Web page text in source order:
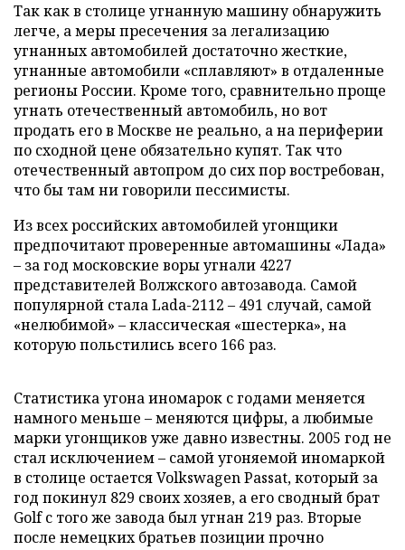
Так как в столице угнанную машину обнаружить
легче, а меры пресечения за легализацию
угнанных автомобилей достаточно жесткие,
угнанные автомобили «сплавляют» в отдаленные
регионы России. Кроме того, сравнительно проще
угнать отечественный автомобиль, но вот
продать его в Москве не реально, а на периферии
по сходной цене обязательно купят. Так что
отечественный автопром до сих пор востребован,
что бы там ни говорили пессимисты.
Из всех российских автомобилей угонщики
предпочитают проверенные автомашины «Лада»
– за год московские воры угнали 4227
представителей Волжского автозавода. Самой
популярной стала Lada-2112 – 491 случай, самой
«нелюбимой» – классическая «шестерка», на
которую польстились всего 166 раз.
Статистика угона иномарок с годами меняется
намного меньше – меняются цифры, а любимые
марки угонщиков уже давно известны. 2005 год не
стал исключением – самой угоняемой иномаркой
в столице остается Volkswagen Passat, который за
год покинул 829 своих хозяев, а его сводный брат
Golf с того же завода был угнан 219 раз. Вторые
после немецких братьев позиции прочно